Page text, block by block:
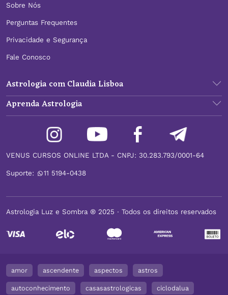
Sobre Nós
Perguntas Frequentes
Privacidade e Segurança
Fale Conosco
Astrologia com Claudia Lisboa
Aprenda Astrologia
VENUS CURSOS ONLINE LTDA - CNPJ: 30.283.793/0001-64
Suporte: 11 5194-0438
Astrologia Luz e Sombra ® 2025 ∙ Todos os direitos reservados
amor ascendente aspectos astros
autoconhecimento casasastrologicas ciclodalua